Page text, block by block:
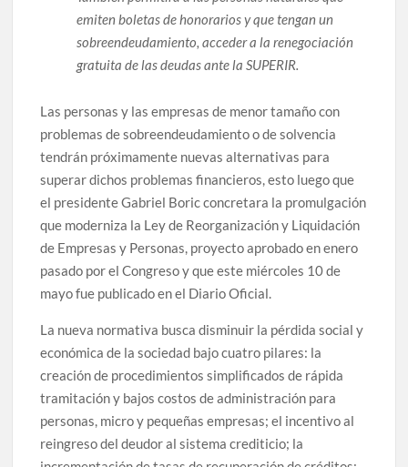
emiten boletas de honorarios y que tengan un
sobreendeudamiento, acceder a la renegociación
gratuita de las deudas ante la SUPERIR.
Las personas y las empresas de menor tamaño con
problemas de sobreendeudamiento o de solvencia
tendrán próximamente nuevas alternativas para
superar dichos problemas financieros, esto luego que
el presidente Gabriel Boric concretara la promulgación
que moderniza la Ley de Reorganización y Liquidación
de Empresas y Personas, proyecto aprobado en enero
pasado por el Congreso y que este miércoles 10 de
mayo fue publicado en el Diario Oficial.
La nueva normativa busca disminuir la pérdida social y
económica de la sociedad bajo cuatro pilares: la
creación de procedimientos simplificados de rápida
tramitación y bajos costos de administración para
personas, micro y pequeñas empresas; el incentivo al
reingreso del deudor al sistema crediticio; la